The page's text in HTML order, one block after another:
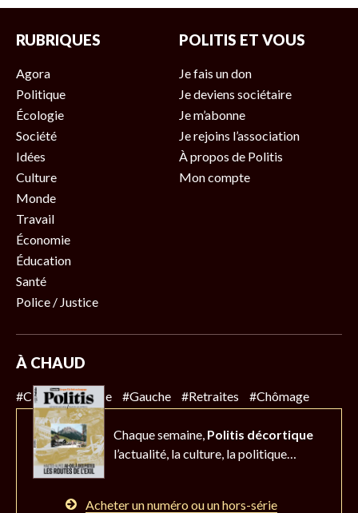
RUBRIQUES
Agora
Politique
Écologie
Société
Idées
Culture
Monde
Travail
Économie
Éducation
Santé
Police / Justice
POLITIS ET VOUS
Je fais un don
Je deviens sociétaire
Je m’abonne
Je rejoins l’association
À propos de Politis
Mon compte
À CHAUD
#Climat #Police #Gauche #Retraites #Chômage
Chaque semaine, Politis décortique
l’actualité, la culture, la politique…
Acheter un numéro ou un hors-série